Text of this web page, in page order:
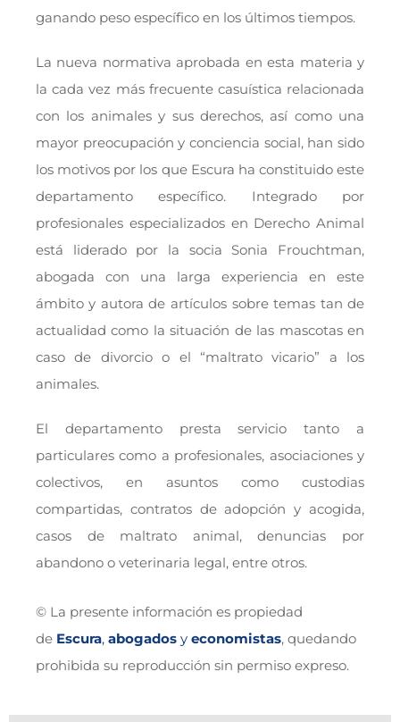
ganando peso específico en los últimos tiempos.
La nueva normativa aprobada en esta materia y
la cada vez más frecuente casuística relacionada
con los animales y sus derechos, así como una
mayor preocupación y conciencia social, han sido
los motivos por los que Escura ha constituido este
departamento específico. Integrado por
profesionales especializados en Derecho Animal
está liderado por la socia Sonia Frouchtman,
abogada con una larga experiencia en este
ámbito y autora de artículos sobre temas tan de
actualidad como la situación de las mascotas en
caso de divorcio o el “maltrato vicario” a los
animales.
El departamento presta servicio tanto a
particulares como a profesionales, asociaciones y
colectivos, en asuntos como custodias
compartidas, contratos de adopción y acogida,
casos de maltrato animal, denuncias por
abandono o veterinaria legal, entre otros.
© La presente información es propiedad
de Escura, abogadosy economistas, quedando
prohibida su reproducción sin permiso expreso.